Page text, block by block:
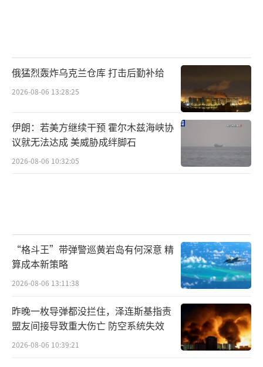
俄猛烈轰炸乌克兰仓库 打击后勤补给
2026-08-06 13:28:25
伊朗：若美方继续干预 霍尔木兹海峡协
议就无法达成 美威胁成绊脚石
2026-08-06 10:32:05
“格斗王”带弹警巡黄岩岛有何深意 精
算成本新策略
2026-08-06 13:11:38
昨晚一枚导弹都没拦住，泽连斯基指责
盟友间接导致重大伤亡 防空系统失效
2026-08-06 10:39:21